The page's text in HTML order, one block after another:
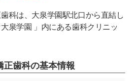
科は、大泉学園駅北口から直結し
泉学園 」内にある歯科クリニッ
正歯科の基本情報